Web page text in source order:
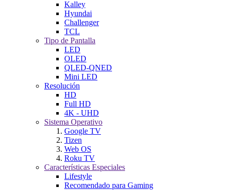
Kalley
Hyundai
Challenger
TCL
Tipo de Pantalla
LED
OLED
QLED-QNED
Mini LED
Resolución
HD
Full HD
4K - UHD
Sistema Operativo
Google TV
Tizen
Web OS
Roku TV
Características Especiales
Lifestyle
Recomendado para Gaming